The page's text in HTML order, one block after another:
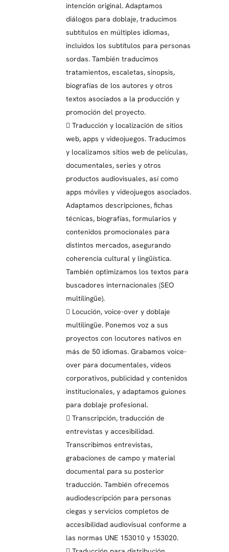
intención original. Adaptamos
diálogos para doblaje, traducimos
subtítulos en múltiples idiomas,
incluidos los subtítulos para personas
sordas. También traducimos
tratamientos, escaletas, sinopsis,
biografías de los autores y otros
textos asociados a la producción y
promoción del proyecto.
 Traducción y localización de sitios
web, apps y videojuegos. Traducimos
y localizamos sitios web de películas,
documentales, series y otros
productos audiovisuales, así como
apps móviles y videojuegos asociados.
Adaptamos descripciones, fichas
técnicas, biografías, formularios y
contenidos promocionales para
distintos mercados, asegurando
coherencia cultural y lingüística.
También optimizamos los textos para
buscadores internacionales (SEO
multilingüe).
 Locución, voice-over y doblaje
multilingüe. Ponemos voz a sus
proyectos con locutores nativos en
más de 50 idiomas. Grabamos voice-
over para documentales, vídeos
corporativos, publicidad y contenidos
institucionales, y adaptamos guiones
para doblaje profesional.
 Transcripción, traducción de
entrevistas y accesibilidad.
Transcribimos entrevistas,
grabaciones de campo y material
documental para su posterior
traducción. También ofrecemos
audiodescripción para personas
ciegas y servicios completos de
accesibilidad audiovisual conforme a
las normas UNE 153010 y 153020.